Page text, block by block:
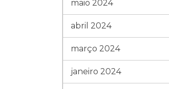
maio 2024
abril 2024
março 2024
janeiro 2024